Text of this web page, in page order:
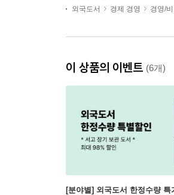
외국도서 경제 경영 경영/
이 상품의 이벤트 (6개)
[분야별] 외국도서 한정수량 특